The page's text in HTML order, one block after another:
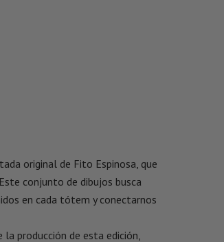
original de Fito Espinosa, que
conjunto de dibujos busca
en cada tótem y conectarnos
producción de esta edición,